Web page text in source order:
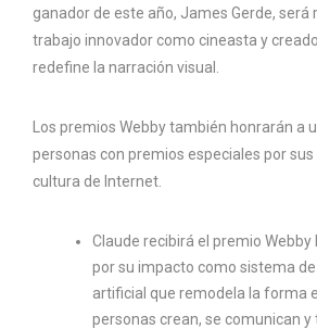
ganador de este año, James Gerde, será
trabajo innovador como cineasta y
redefine la narración visual.
Los premios Webby también honrarán a
personas con premios especiales por
cultura de Internet.
Claude recibirá el premio Webby
por su impacto como sistema
artificial que remodela la forma
personas crean, se comunican y